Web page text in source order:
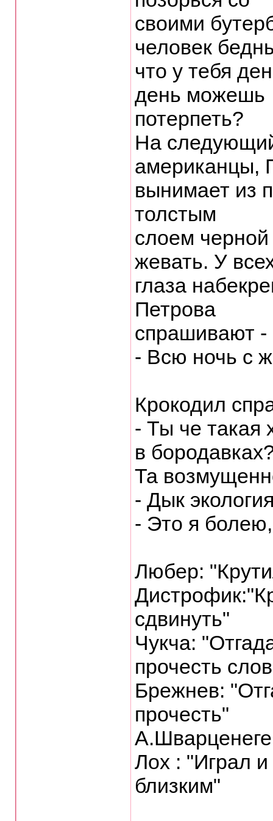
своими
человек
что y тебя
день можешь
потеpпеть?
Hа
амеpиканцы,
вынимает из
толстым
слоем
жевать. У
глаза
Петpова
спpашивают -
- Всю ночь с
Кpокодил
- Ты че такая
в
Та
- Дык
- Это я
Любер:
сдвинуть"
Чукча:
прочесть
Бpежнев:
пpочесть"
Лох : "Игpал
близким"